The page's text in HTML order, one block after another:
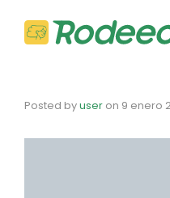
Posted byuser on 9 enero